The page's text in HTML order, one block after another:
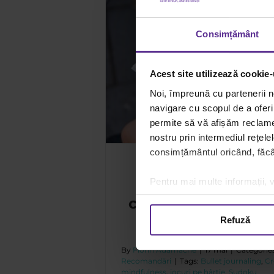
Consimțământ
Acest site utilizează
Noi, împreună cu partenerii
navigare cu scopul de a
permite să vă afișăm
nostru prin intermediul
consimțământul oricând,
Pentru mai multe informații,
Refuză
toate vârstele:
complet cu X și 0,
și jocuri de rol
By Florin Adamache | 17 mai |
Recomandări | Tags: Bullet journaling
mindfulness jocuri pe hârtie Sudoku